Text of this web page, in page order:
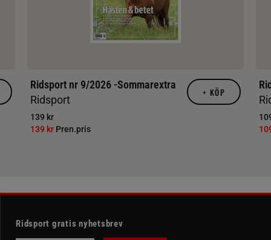
Ridsport nr 9/2026 -Sommarextra
Ridsport
139 kr
139 kr Pren.pris
+ KÖP
Ridsport gratis nyhetsbrev